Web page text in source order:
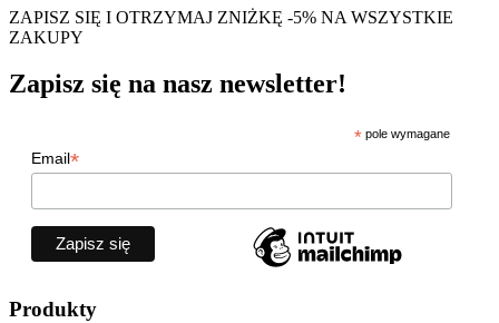
ZAPISZ SIĘ I OTRZYMAJ ZNIŻKĘ -5% NA WSZYSTKIE
ZAKUPY
Zapisz się na nasz newsletter!
* pole wymagane
Email*
Produkty